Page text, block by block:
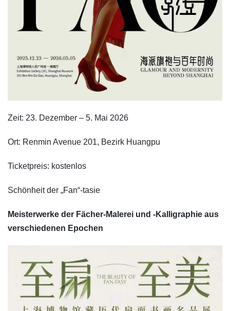
Zeit: 23. Dezember – 5. Mai 2026
Ort: Renmin Avenue 201, Bezirk Huangpu
Ticketpreis: kostenlos
Schönheit der „Fan“-tasie
Meisterwerke der Fächer-Malerei und -Kalligraphie aus
verschiedenen Epochen